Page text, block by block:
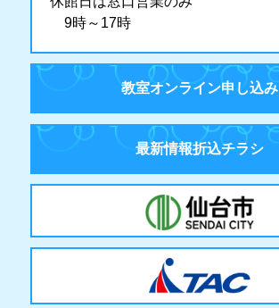
9時～17時
教室オンライン申し込み
最新情報折込チラシ